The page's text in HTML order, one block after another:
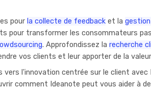
pour la collecte de feedback et la
pour transformer les consommateurs
. Approfondissez la recherche
vos clients et leur apporter de la
vers l'innovation centrée sur le client avec
comment Ideanote peut vous aider à